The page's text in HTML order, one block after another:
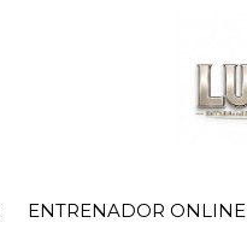
ENTRENADOR ONLINE